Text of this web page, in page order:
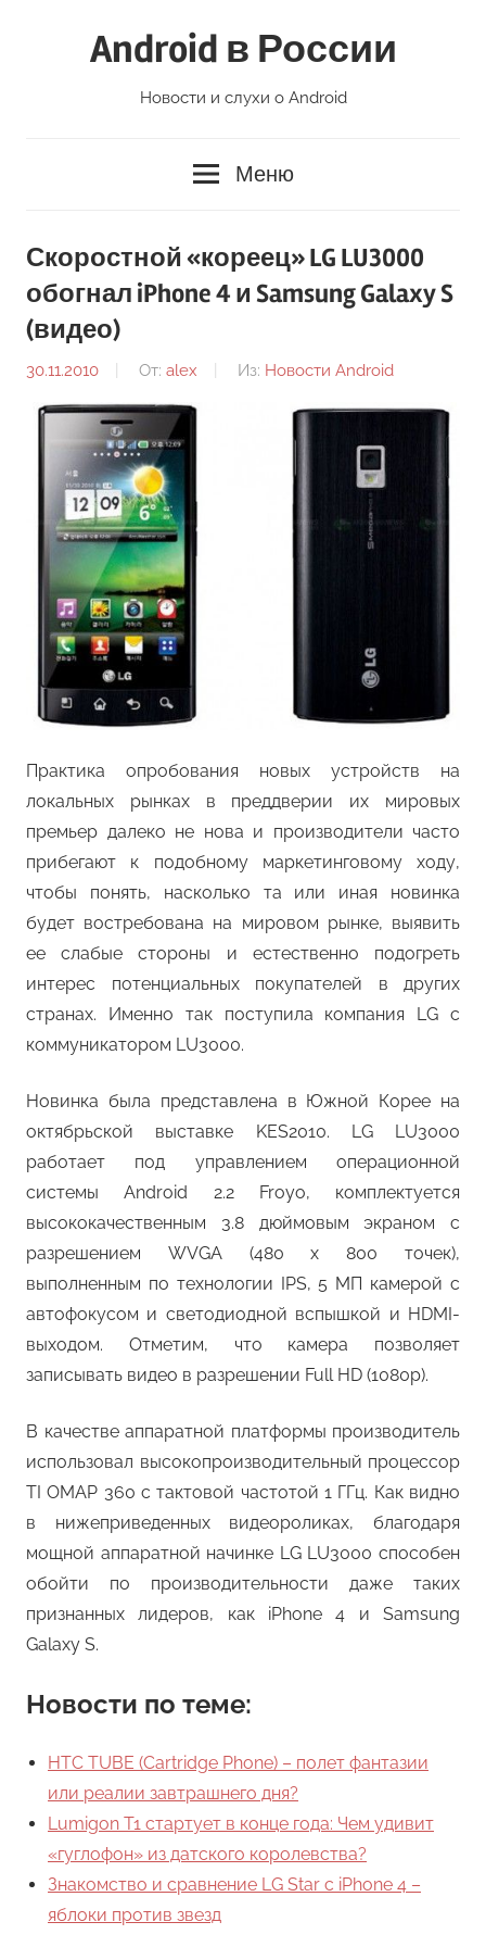
Android в России
Новости и слухи о Android
Меню
Скоростной «кореец» LG LU3000
обогнал iPhone 4 и Samsung Galaxy S
(видео)
30.11.2010 От: alex Из: Новости Android
Практика опробования новых устройств на
локальных рынках в преддверии их мировых
премьер далеко не нова и производители часто
прибегают к подобному маркетинговому ходу,
чтобы понять, насколько та или иная новинка
будет востребована на мировом рынке, выявить
ее слабые стороны и естественно подогреть
интерес потенциальных покупателей в других
странах. Именно так поступила компания LG с
коммуникатором LU3000.
Новинка была представлена в Южной Корее на
октябрьской выставке KES2010. LG LU3000
работает под управлением операционной
системы Android 2.2 Froyo, комплектуется
высококачественным 3.8 дюймовым экраном с
разрешением WVGA (480 x 800 точек),
выполненным по технологии IPS, 5 МП камерой с
автофокусом и светодиодной вспышкой и HDMI-
выходом. Отметим, что камера позволяет
записывать видео в разрешении Full HD (1080p).
В качестве аппаратной платформы производитель
использовал высокопроизводительный процессор
TI OMAP 360 с тактовой частотой 1 ГГц. Как видно
в нижеприведенных видеороликах, благодаря
мощной аппаратной начинке LG LU3000 способен
обойти по производительности даже таких
признанных лидеров, как iPhone 4 и Samsung
Galaxy S.
Новости по теме:
HTC TUBE (Cartridge Phone) – полет фантазии
или реалии завтрашнего дня?
Lumigon T1 стартует в конце года: Чем удивит
«гуглофон» из датского королевства?
Знакомство и сравнение LG Star с iPhone 4 –
яблоки против звезд